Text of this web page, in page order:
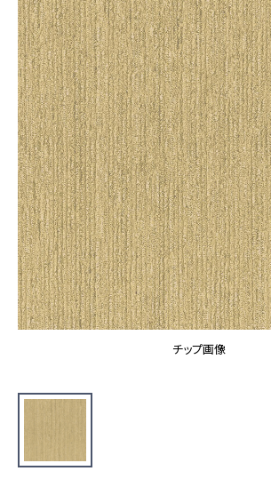
商品を探す トップ
壁紙
カーテン
床材
ブランド・コレクション
Lilycolor Coordinate 着せ替えシミュレーション
カタログ一覧
カタログ一覧 トップ
壁紙
カーテン
床材
サステナブル商品
ノンワックス床タイル
壁紙機能性ガイド
施工事例
施工事例 トップ
医療・福祉施設
ホテル・オフィス・店舗
モデルハウス
新築戸建・マンション
#リリカラのある暮らし
リリカラノート
ショールーム
ショールーム トップ
東京ショールーム
大阪ショールーム
仙台ショールーム
お客様サポート
お客様サポート トップ
動画一覧
お問い合わせ（一般のお客様）
チップ画像